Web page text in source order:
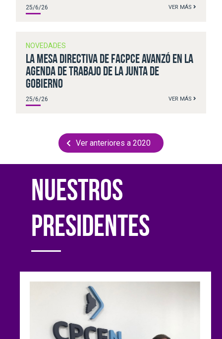
25/6/26 VER MÁS
NOVEDADES
La Mesa Directiva de FACPCE avanzó en la
agenda de trabajo de la Junta de
Gobierno
25/6/26 VER MÁS
Ver anteriores a 2020
nuestros
presidentes